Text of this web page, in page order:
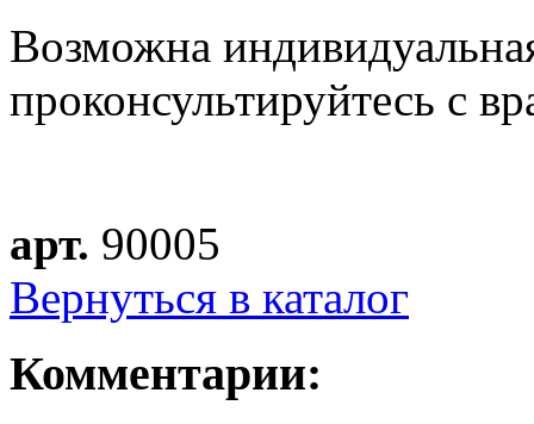
Возможна
проконсультируйтесь с
арт. 90005
Вернуться в каталог
Комментарии: